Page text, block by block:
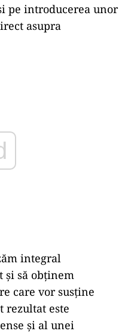
pe introducerea unor
asupra
integral
și să obținem
care vor susține
rezultat este
și al unei